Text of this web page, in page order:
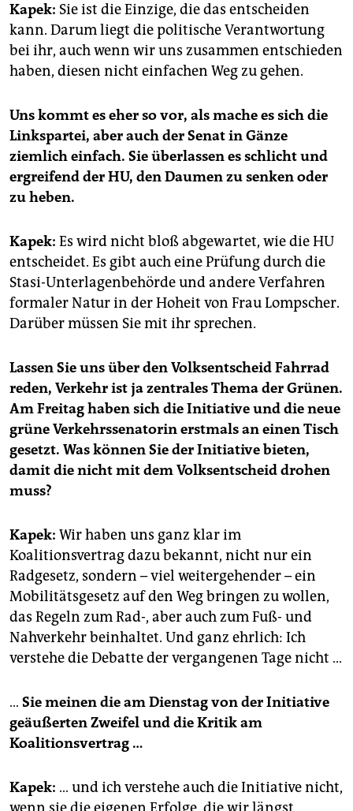
Kapek: Sie ist die Einzige, die das entscheiden
kann. Darum liegt die politische Verantwortung
bei ihr, auch wenn wir uns zusammen entschieden
haben, diesen nicht einfachen Weg zu gehen.
Uns kommt es eher so vor, als mache es sich die
Linkspartei, aber auch der Senat in Gänze
ziemlich einfach. Sie überlassen es schlicht und
ergreifend der HU, den Daumen zu senken oder
zu heben.
Kapek: Es wird nicht bloß abgewartet, wie die HU
entscheidet. Es gibt auch eine Prüfung durch die
Stasi-Unterlagenbehörde und andere Verfahren
formaler Natur in der Hoheit von Frau Lompscher.
Darüber müssen Sie mit ihr sprechen.
Lassen Sie uns über den Volksentscheid Fahrrad
reden, Verkehr ist ja zentrales Thema der Grünen.
Am Freitag haben sich die Initiative und die neue
grüne Verkehrssenatorin erstmals an einen Tisch
gesetzt. Was können Sie der Initiative bieten,
damit die nicht mit dem Volksentscheid drohen
muss?
Kapek: Wir haben uns ganz klar im
Koalitionsvertrag dazu bekannt, nicht nur ein
Radgesetz, sondern – viel weitergehender – ein
Mobilitätsgesetz auf den Weg bringen zu wollen,
das Regeln zum Rad-, aber auch zum Fuß- und
Nahverkehr beinhaltet. Und ganz ehrlich: Ich
verstehe die Debatte der vergangenen Tage nicht …
… Sie meinen die am Dienstag von der Initiative
geäußerten Zweifel und die Kritik am
Koalitionsvertrag …
Kapek: … und ich verstehe auch die Initiative nicht,